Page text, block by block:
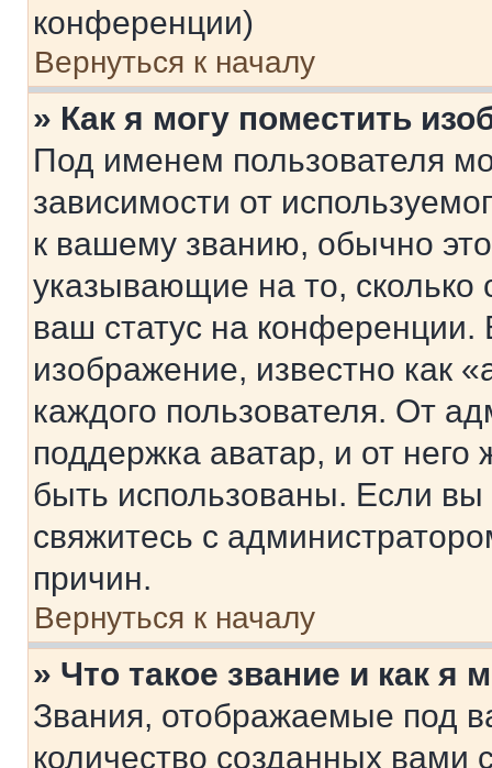
конференции)
Вернуться к началу
» Как я могу поместить
Под именем пользователя
зависимости от
к вашему званию, обычно это
указывающие на то,
ваш статус на
изображение, известно как
каждого пользователя. От
поддержка аватар, и от него
быть использованы. Если
свяжитесь с
причин.
Вернуться к началу
» Что такое звание и как я
Звания, отображаемые под
количество созданных